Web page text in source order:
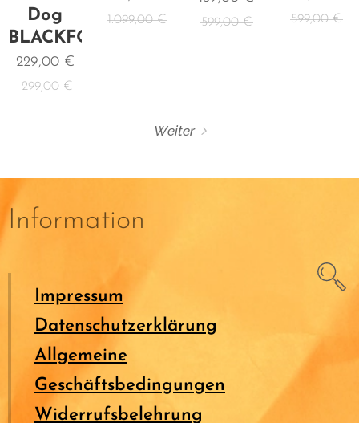
Dog
BLACKFORM
229,00€
299,00€
1.099,00€ 599,00€ 599,00€
Weiter
Information
Impressum
Datenschutzerklärung
Allgemeine
Geschäftsbedingungen
Widerrufsbelehrung